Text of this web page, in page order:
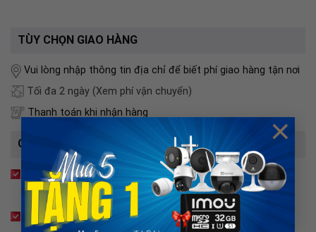
×
TÙY CHỌN GIAO HÀNG
Vui lòng nhập thông tin địa chỉ để biết phí giao hàng tận nơi
Tối đa 2 ngày (Xem phí vận chuyển)
Thanh toán khi nhận hàng
CAM KẾT BÁN HÀNG
Hoàn tiền 100%
Nếu sản phẩm không đúng
03 ngày đổi trả